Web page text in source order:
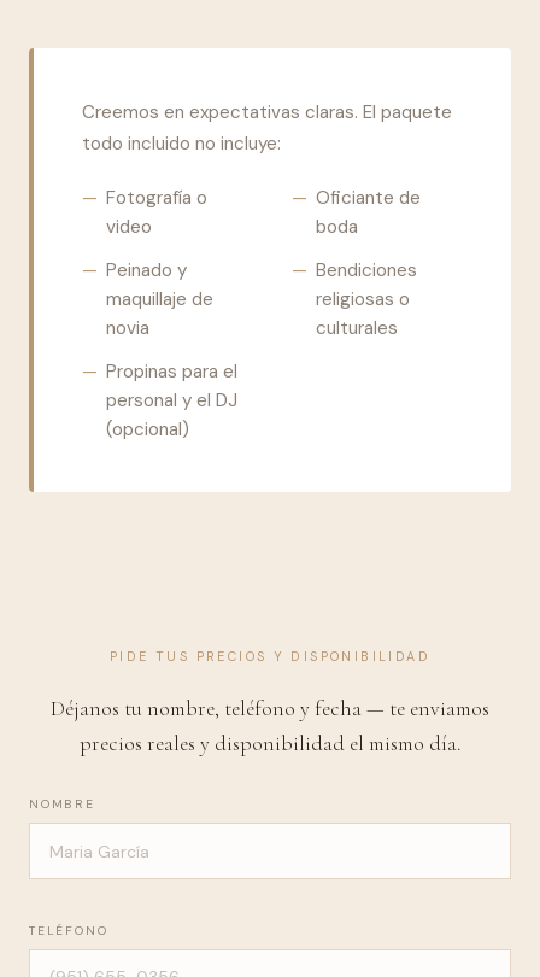
Creemos en expectativas claras. El paquete
todo incluido no incluye:
— Fotografía o
video
— Oficiante de
boda
— Peinado y
maquillaje de
novia
— Bendiciones
religiosas o
culturales
— Propinas para el
personal y el DJ
(opcional)
PIDE TUS PRECIOS Y DISPONIBILIDAD
Déjanos tu nombre, teléfono y fecha — te enviamos
precios reales y disponibilidad el mismo día.
NOMBRE
TELÉFONO